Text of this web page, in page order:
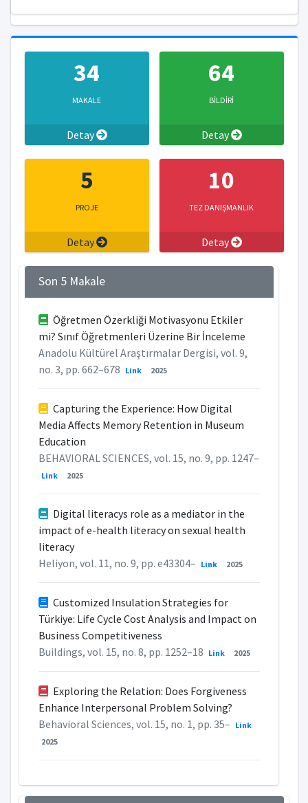
34
MAKALE
Detay
64
BİLDİRİ
Detay
5
PROJE
Detay
10
TEZ DANIŞMANLIK
Detay
Son 5 Makale
Öğretmen Özerkliği Motivasyonu Etkiler
mi? Sınıf Öğretmenleri Üzerine Bir İnceleme
Anadolu Kültürel Araştırmalar Dergisi, vol. 9,
no. 3, pp. 662–678 Link 2025
Capturing the Experience: How Digital
Media Affects Memory Retention in Museum
Education
BEHAVIORAL SCIENCES, vol. 15, no. 9, pp. 1247–
Link 2025
Digital literacys role as a mediator in the
impact of e-health literacy on sexual health
literacy
Heliyon, vol. 11, no. 9, pp. e43304– Link 2025
Customized Insulation Strategies for
Türkiye: Life Cycle Cost Analysis and Impact on
Business Competitiveness
Buildings, vol. 15, no. 8, pp. 1252–18 Link 2025
Exploring the Relation: Does Forgiveness
Enhance Interpersonal Problem Solving?
Behavioral Sciences, vol. 15, no. 1, pp. 35– Link
2025